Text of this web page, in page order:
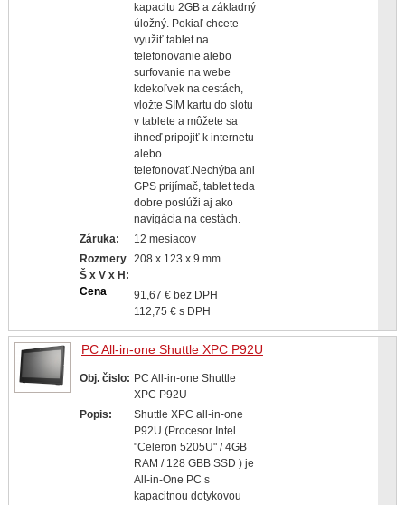
kapacitu 2GB a základný
úložný. Pokiaľ chcete
využiť tablet na
telefonovanie alebo
surfovanie na webe
kdekoľvek na cestách,
vložte SIM kartu do slotu
v tablete a môžete sa
ihneď pripojiť k internetu
alebo
telefonovať.Nechýba ani
GPS prijímač, tablet teda
dobre poslúži aj ako
navigácia na cestách.
Záruka:
12 mesiacov
Rozmery
Š x V x H:
208 x 123 x 9 mm
Cena
91,67 € bez DPH
112,75 € s DPH
PC All-in-one Shuttle XPC P92U
Obj. čislo: PC All-in-one Shuttle
XPC P92U
Popis:
Shuttle XPC all-in-one
P92U (Procesor Intel
"Celeron 5205U" / 4GB
RAM / 128 GBB SSD ) je
All-in-One PC s
kapacitnou dotykovou